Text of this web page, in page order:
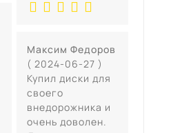
Максим Федоров
( 2024-06-27 )
Купил диски для
своего
внедорожника и
очень доволен.